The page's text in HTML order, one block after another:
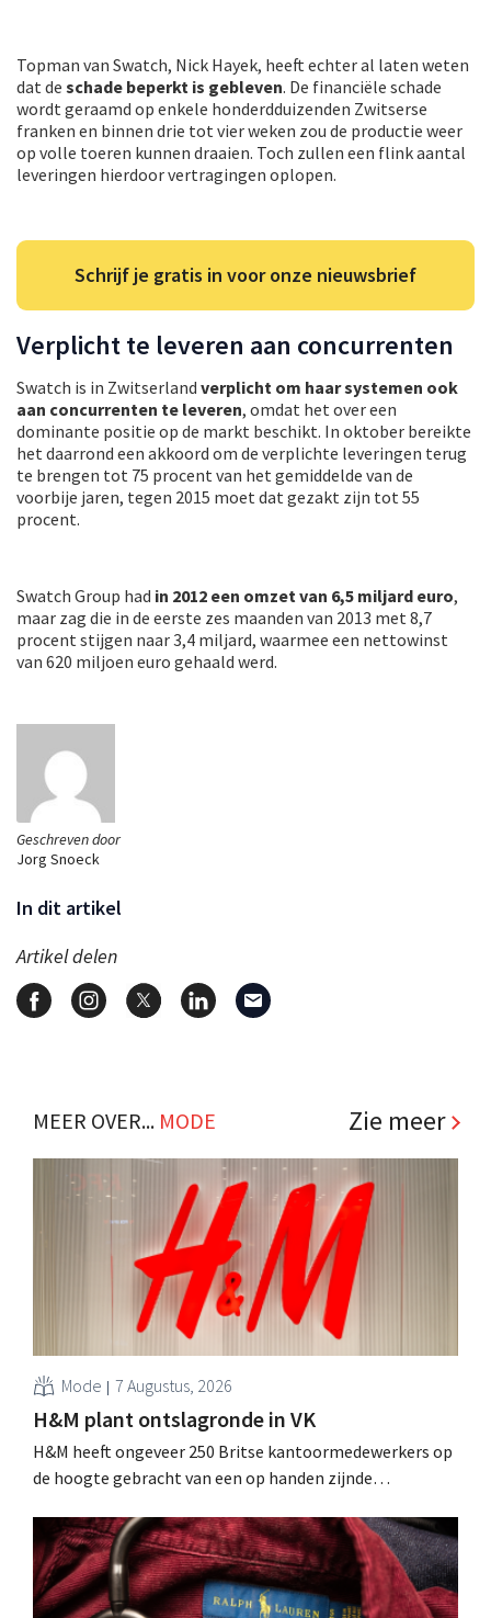
Geschreven door
Jorg Snoeck
In dit artikel
Artikel delen
Topman van Swatch, Nick Hayek, heeft echter al laten weten
dat de schade beperkt is gebleven. De financiële schade
wordt geraamd op enkele honderdduizenden Zwitserse
franken en binnen drie tot vier weken zou de productie weer
op volle toeren kunnen draaien. Toch zullen een flink aantal
leveringen hierdoor vertragingen oplopen.
Schrijf je gratis in voor onze nieuwsbrief
Verplicht te leveren aan concurrenten
Swatch is in Zwitserland verplicht om haar systemen ook
aan concurrenten te leveren, omdat het over een
dominante positie op de markt beschikt. In oktober bereikte
het daarrond een akkoord om de verplichte leveringen terug
te brengen tot 75 procent van het gemiddelde van de
voorbije jaren, tegen 2015 moet dat gezakt zijn tot 55
procent.
Swatch Group had in 2012 een omzet van 6,5 miljard euro,
maar zag die in de eerste zes maanden van 2013 met 8,7
procent stijgen naar 3,4 miljard, waarmee een nettowinst
van 620 miljoen euro gehaald werd.
MEER OVER... MODE Zie meer
Mode 7 Augustus, 2026
H&M plant ontslagronde in VK
H&M heeft ongeveer 250 Britse kantoormedewerkers op
de hoogte gebracht van een op handen zijnde
sanering volgt op eerdere ingrepen in Nederland, België
en Spanje waarbij al honderden jobs verloren gingen.